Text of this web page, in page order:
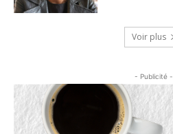
Voir plus
- Publicité -